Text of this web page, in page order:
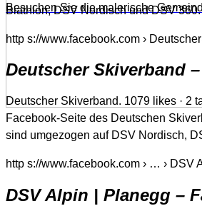
Besuchen Sie die malerische
Biathlon, DSV Nordisch und DSV
http s://www.facebook.com ›
Deutscher Skiverband
Deutscher Skiverband. 1079 likes · 2
Facebook-Seite des Deutschen
sind umgezogen auf DSV Nordisch,
http s://www.facebook.com › … › DSV
DSV Alpin | Planegg –